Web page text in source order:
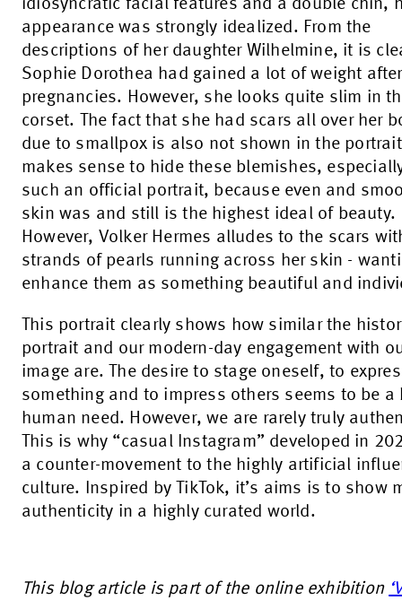
idiosyncratic facial features and a double chin,
appearance was strongly idealized. From the
descriptions of her daughter Wilhelmine, it is
Sophie Dorothea had gained a lot of weight
pregnancies. However, she looks quite slim in
corset. The fact that she had scars all over her
due to smallpox is also not shown in the
makes sense to hide these blemishes,
such an official portrait, because even and
skin was and still is the highest ideal of beauty.
However, Volker Hermes alludes to the scars
strands of pearls running across her skin -
enhance them as something beautiful and
This portrait clearly shows how similar the
portrait and our modern-day engagement with
image are. The desire to stage oneself, to
something and to impress others seems to be a
human need. However, we are rarely truly
This is why “casual Instagram” developed in
a counter-movement to the highly artificial
culture. Inspired by TikTok, it’s aims is to show
authenticity in a highly curated world.
This blog article is part of the online exhibition